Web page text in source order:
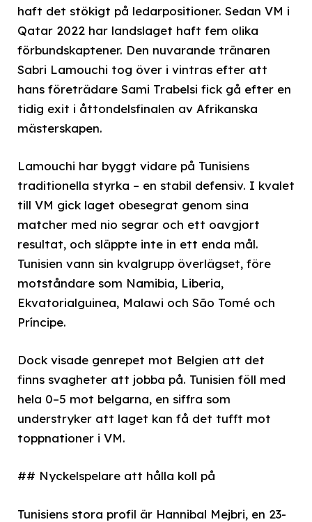
haft det stökigt på ledarpositioner. Sedan VM i
Qatar 2022 har landslaget haft fem olika
förbundskaptener. Den nuvarande tränaren
Sabri Lamouchi tog över i vintras efter att
hans företrädare Sami Trabelsi fick gå efter en
tidig exit i åttondelsfinalen av Afrikanska
mästerskapen.
Lamouchi har byggt vidare på Tunisiens
traditionella styrka – en stabil defensiv. I kvalet
till VM gick laget obesegrat genom sina
matcher med nio segrar och ett oavgjort
resultat, och släppte inte in ett enda mål.
Tunisien vann sin kvalgrupp överlägset, före
motståndare som Namibia, Liberia,
Ekvatorialguinea, Malawi och São Tomé och
Príncipe.
Dock visade genrepet mot Belgien att det
finns svagheter att jobba på. Tunisien föll med
hela 0–5 mot belgarna, en siffra som
understryker att laget kan få det tufft mot
toppnationer i VM.
## Nyckelspelare att hålla koll på
Tunisiens stora profil är Hannibal Mejbri, en 23-